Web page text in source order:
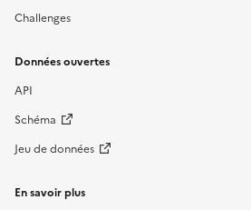
Challenges
Données ouvertes
API
Schéma
Jeu de données
En savoir plus